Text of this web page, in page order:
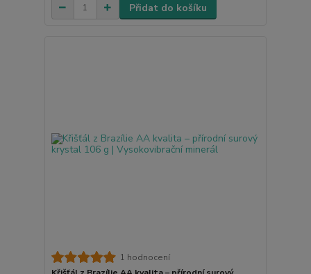
Přidat do košíku
1 hodnocení